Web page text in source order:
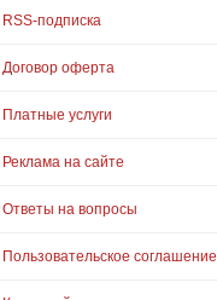
RSS-подписка
Договор оферта
Платные услуги
Реклама на сайте
Ответы на вопросы
Пользовательское соглашение